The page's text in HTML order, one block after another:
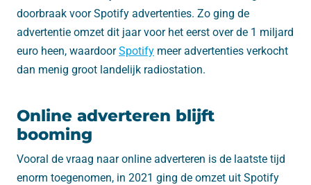
doorbraak voor Spotify advertenties. Zo ging de
advertentie omzet dit jaar voor het eerst over de 1 miljard
euro heen, waardoorSpotify meer advertenties verkocht
dan menig groot landelijk radiostation.
Online adverteren blijft
booming
Vooral de vraag naar online adverteren is de laatste tijd
enorm toegenomen, in 2021 ging de omzet uit Spotify